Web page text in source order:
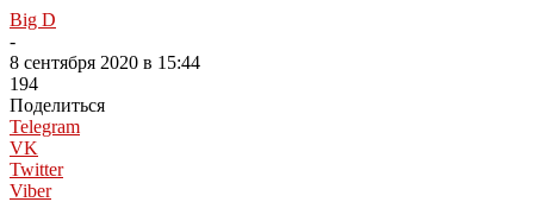
Big D
-
8 сентября 2020 в 15:44
194
Поделиться
Telegram
VK
Twitter
Viber